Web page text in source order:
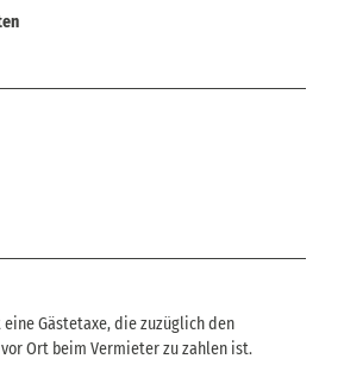
Gästetaxe, die zuzüglich den
Ort beim Vermieter zu zahlen ist.